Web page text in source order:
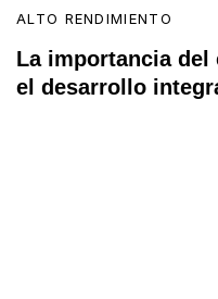
ALTO RENDIMIENTO
La importancia del
el desarrollo